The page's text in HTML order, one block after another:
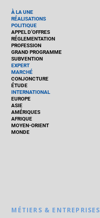
À LA UNE
RÉALISATIONS
POLITIQUE
APPEL D’OFFRES
RÉGLEMENTATION
PROFESSION
GRAND PROGRAMME
SUBVENTION
EXPERT
MARCHÉ
CONJONCTURE
ÉTUDE
INTERNATIONAL
EUROPE
ASIE
AMÉRIQUES
AFRIQUE
MOYEN-ORIENT
MONDE
MÉTIERS & ENTREPRISES